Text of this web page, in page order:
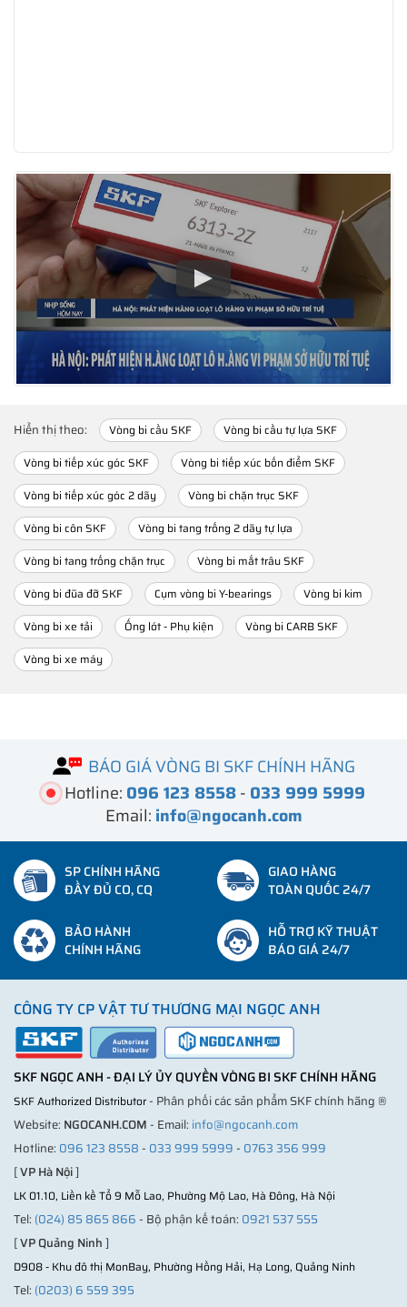
Hiển thị theo: Vòng bi cầu SKF
Vòng bi cầu tự lựa SKF
Vòng bi tiếp xúc góc SKF
Vòng bi tiếp xúc bốn điểm SKF
Vòng bi tiếp xúc góc 2 dãy
Vòng bi chặn trục SKF
Vòng bi côn SKF
Vòng bi tang trống 2 dãy tự lựa
Vòng bi tang trống chặn trục
Vòng bi mắt trâu SKF
Vòng bi đũa đỡ SKF
Cụm vòng bi Y-bearings
Vòng bi kim
Vòng bi xe tải
Ống lót - Phụ kiện
Vòng bi CARB SKF
Vòng bi xe máy
BÁO GIÁ VÒNG BI SKF CHÍNH HÃNG
Hotline: 096 123 8558- 033 999 5999
Email: info@ngocanh.com
SP CHÍNH HÃNG
ĐẦY ĐỦ CO, CQ
GIAO HÀNG
TOÀN QUỐC 24/7
BẢO HÀNH
CHÍNH HÃNG
HỖ TRỢ KỸ THUẬT
BÁO GIÁ 24/7
CÔNG TY CP VẬT TƯ THƯƠNG MẠI NGỌC ANH
SKF NGỌC ANH - ĐẠI LÝ ỦY QUYỀN VÒNG BI SKF CHÍNH HÃNG
SKF Authorized Distributor- Phân phối các sản phẩm SKF chính hãng ®
Website: NGOCANH.COM- Email: info@ngocanh.com
Hotline: 096 123 8558- 033 999 5999- 0763 356 999
[VP Hà Nội]
LK 01.10, Liền kề Tổ 9 Mỗ Lao, Phường Mộ Lao, Hà Đông, Hà Nội
Tel: (024) 85 865 866- Bộ phận kế toán: 0921 537 555
[VP Quảng Ninh]
D908 - Khu đô thị MonBay, Phường Hồng Hải, Hạ Long, Quảng Ninh
Tel: (0203) 6 559 395